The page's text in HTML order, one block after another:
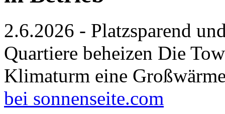
2.6.2026 - Platzsparend
Quartiere beheizen Die
Klimaturm eine
bei sonnenseite.com